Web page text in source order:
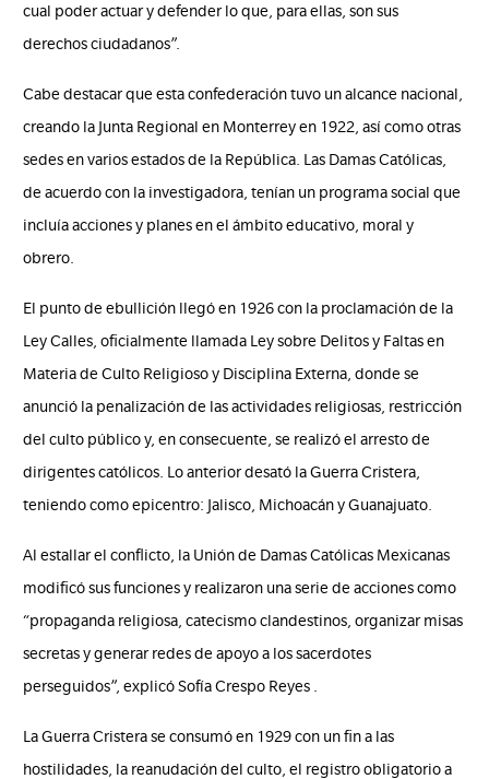
cual poder actuar y defender lo que, para ellas, son sus
derechos ciudadanos”.
Cabe destacar que esta confederación tuvo un alcance nacional,
creando la Junta Regional en Monterrey en 1922, así como otras
sedes en varios estados de la República. Las Damas Católicas,
de acuerdo con la investigadora, tenían un programa social que
incluía acciones y planes en el ámbito educativo, moral y
obrero.
El punto de ebullición llegó en 1926 con la proclamación de la
Ley Calles, oficialmente llamada Ley sobre Delitos y Faltas en
Materia de Culto Religioso y Disciplina Externa, donde se
anunció la penalización de las actividades religiosas, restricción
del culto público y, en consecuente, se realizó el arresto de
dirigentes católicos. Lo anterior desató la Guerra Cristera,
teniendo como epicentro: Jalisco, Michoacán y Guanajuato.
Al estallar el conflicto, la Unión de Damas Católicas Mexicanas
modificó sus funciones y realizaron una serie de acciones como
“propaganda religiosa, catecismo clandestinos, organizar misas
secretas y generar redes de apoyo a los sacerdotes
perseguidos”, explicó Sofía Crespo Reyes .
La Guerra Cristera se consumó en 1929 con un fin a las
hostilidades, la reanudación del culto, el registro obligatorio a